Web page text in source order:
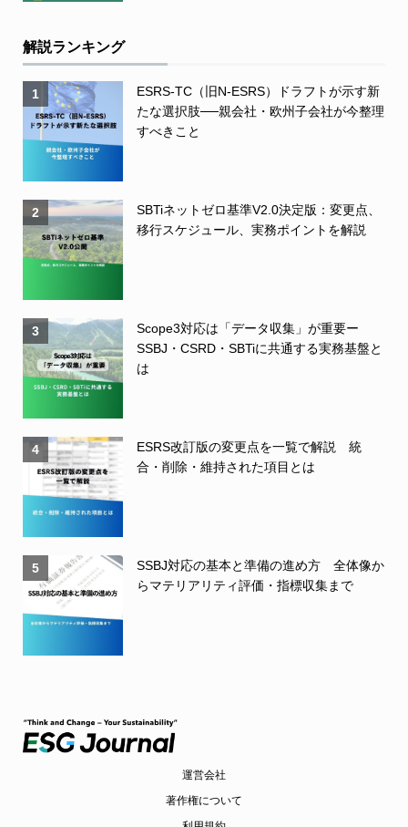
解説ランキング
1
ESRS-TC（旧N-ESRS）ドラフトが示す新
たな選択肢──親会社・欧州子会社が今整理
すべきこと
2
SBTiネットゼロ基準V2.0決定版：変更点、
移行スケジュール、実務ポイントを解説
3
Scope3対応は「データ収集」が重要ー
SSBJ・CSRD・SBTiに共通する実務基盤と
は
4
ESRS改訂版の変更点を一覧で解説 統
合・削除・維持された項目とは
5
SSBJ対応の基本と準備の進め方 全体像か
らマテリアリティ評価・指標収集まで
運営会社
著作権について